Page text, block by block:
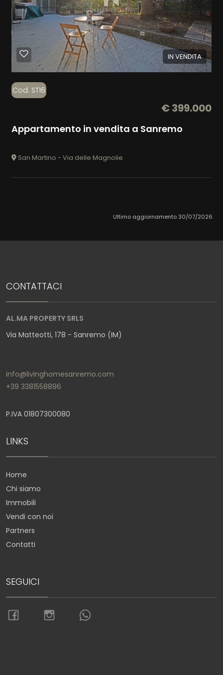
IN VENDITA
Cod. ST16
€ 399.000
Appartamento in vendita a Sanremo
San Martino - Via delle Magnolie
Ultimo aggiornamento 30/07/2026
CONTATTACI
AL.MA PROPERTY SRLS
Via Matteotti, 178 - Sanremo (IM)
info@livinghomesanremo.com
+39 3381558896
P.IVA 01807300080
LINKS
Home
Chi siamo
Immobili
Vendi con noi
Partners
Contatti
SEGUICI